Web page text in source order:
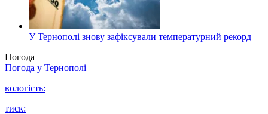
У Тернополі знову зафіксували температурний рекорд
Погода
Погода у Тернополі
вологість:
тиск: